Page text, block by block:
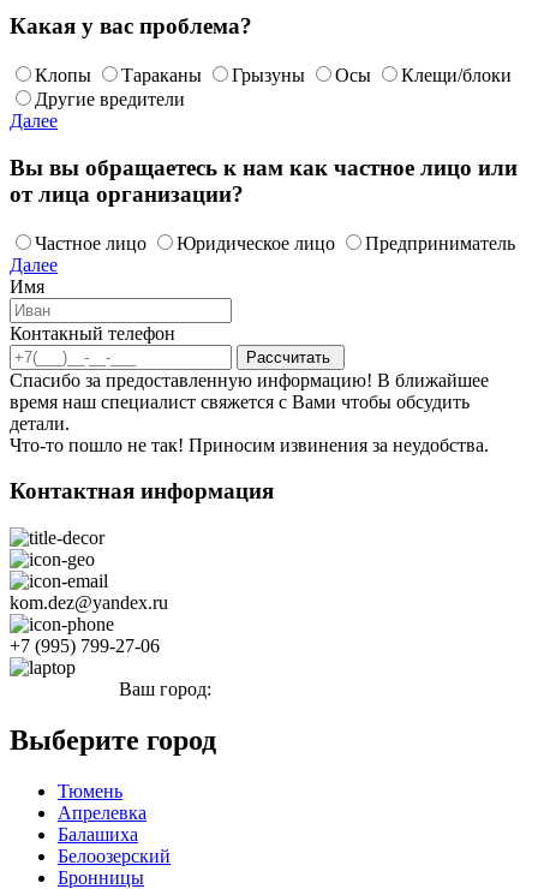
Какая у вас проблема?
Клопы Тараканы Грызуны Осы
Клещи/блоки
Другие вредители
Далее
Вы вы обращаетесь к нам как частное лицо или
от лица организации?
Частное лицо Юридическое лицо
Предприниматель
Далее
Имя
Контакный телефон
Спасибо за предоставленную информацию! В ближайшее
время наш специалист свяжется с Вами чтобы обсудить
детали.
Что-то пошло не так! Приносим извинения за неудобства.
Контактная информация
kom.dez@yandex.ru
+7 (995) 799-27-06
Ваш город:
Выберите город
Тюмень
Апрелевка
Балашиха
Белоозерский
Бронницы